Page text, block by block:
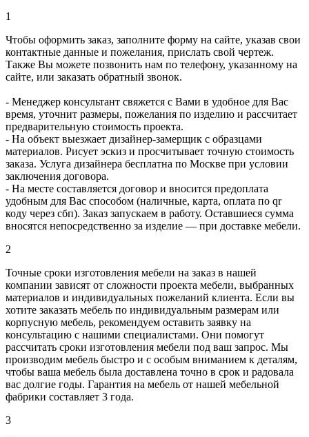
1
Чтобы оформить заказ, заполните форму на сайте, указав свои
контактные данные и пожелания, прислать свой чертеж.
Также Вы можете позвонить нам по телефону, указанному на
сайте, или заказать обратный звонок.
- Менеджер консультант свяжется с Вами в удобное для Вас
время, уточнит размеры, пожелания по изделию и рассчитает
предварительную стоимость проекта.
- На объект выезжает дизайнер-замерщик с образцами
материалов. Рисует эскиз и просчитывает точную стоимость
заказа. Услуга дизайнера бесплатна по Москве при условии
заключения договора.
- На месте составляется договор и вносится предоплата
удобным для Вас способом (наличные, карта, оплата по qr
коду через сбп). Заказ запускаем в работу. Оставшиеся сумма
вносятся непосредственно за изделие — при доставке мебели.
2
Точные сроки изготовления мебели на заказ в нашей
компании зависят от сложности проекта мебели, выбранных
материалов и индивидуальных пожеланий клиента. Если вы
хотите заказать мебель по индивидуальным размерам или
корпусную мебель, рекомендуем оставить заявку на
консультацию с нашими специалистами. Они помогут
рассчитать сроки изготовления мебели под ваш запрос. Мы
производим мебель быстро и с особым вниманием к деталям,
чтобы ваша мебель была доставлена точно в срок и радовала
вас долгие годы. Гарантия на мебель от нашей мебельной
фабрики составляет 3 года.
3